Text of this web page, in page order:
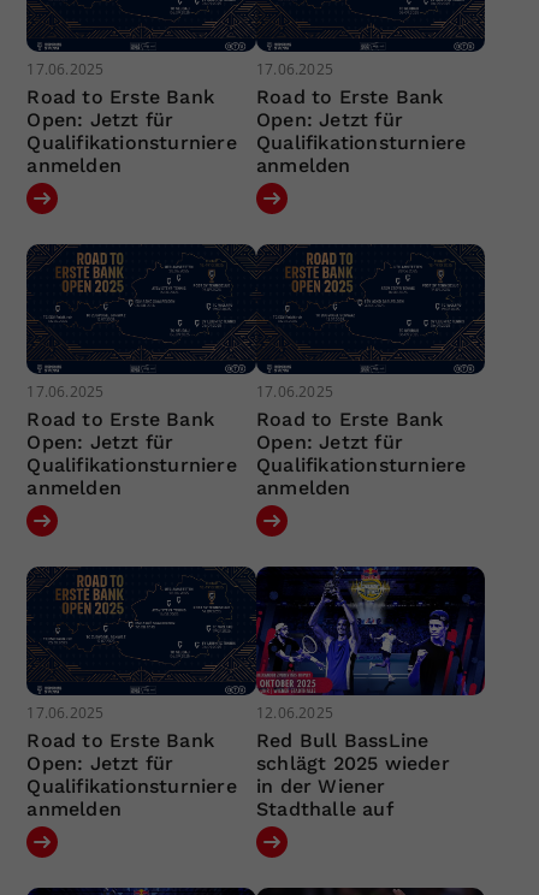
17.06.2025
Road to Erste Bank
Open: Jetzt für
Qualifikationsturniere
anmelden
17.06.2025
Road to Erste Bank
Open: Jetzt für
Qualifikationsturniere
anmelden
17.06.2025
Road to Erste Bank
Open: Jetzt für
Qualifikationsturniere
anmelden
17.06.2025
Road to Erste Bank
Open: Jetzt für
Qualifikationsturniere
anmelden
17.06.2025
Road to Erste Bank
Open: Jetzt für
Qualifikationsturniere
anmelden
12.06.2025
Red Bull BassLine
schlägt 2025 wieder
in der Wiener
Stadthalle auf